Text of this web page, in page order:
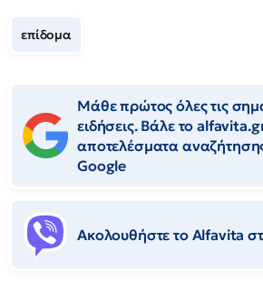
επίδομα
Μάθε πρώτος όλες τις
ειδήσεις. Βάλε το
αποτελέσματα
Google
Ακολουθήστε το Αlfavita